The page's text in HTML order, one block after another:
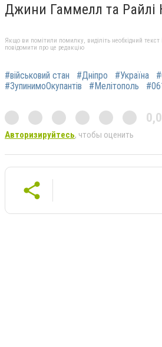
Джини Гаммелл та Райлі
Якщо ви помітили помилку, виділіть необхідний текст
повідомити про це редакцію
#військовий стан #Дніпро #Україна
#ЗупинимоОкупантів
#Мелітополь
0,0
Авторизируйтесь, чтобы оценить